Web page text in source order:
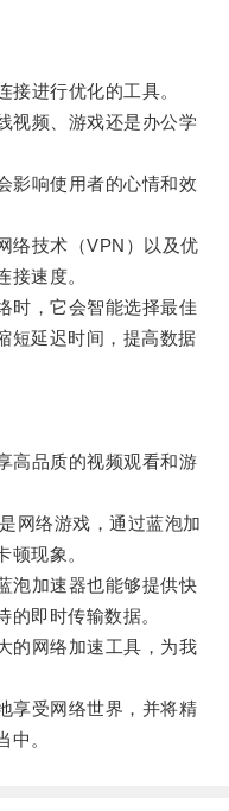
进行优化的工具。
频、游戏还是办公学
响使用者的心情和效
技术（VPN）以及优
接速度。
，它会智能选择最佳
短延迟时间，提高数据
品质的视频观看和游
络游戏，通过蓝泡加
顿现象。
加速器也能够提供快
即时传输数据。
网络加速工具，为我
受网络世界，并将精
中。